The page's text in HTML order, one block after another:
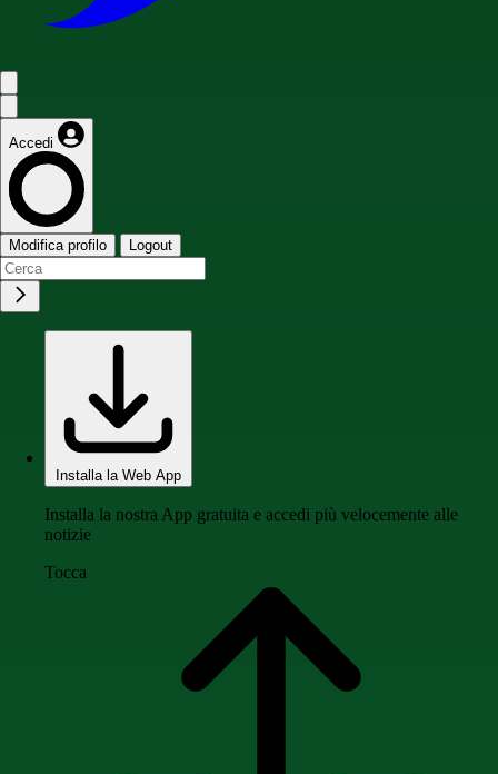
Accedi
Modifica profilo Logout
Installa la Web App
Installa la nostra App gratuita e accedi più velocemente alle
notizie
Tocca